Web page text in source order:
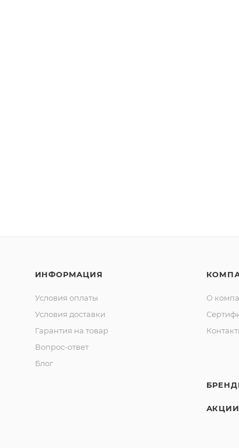
ИНФОРМАЦИЯ
Условия оплаты
Условия доставки
Гарантия на товар
Вопрос-ответ
Блог
О
АКЦИИ